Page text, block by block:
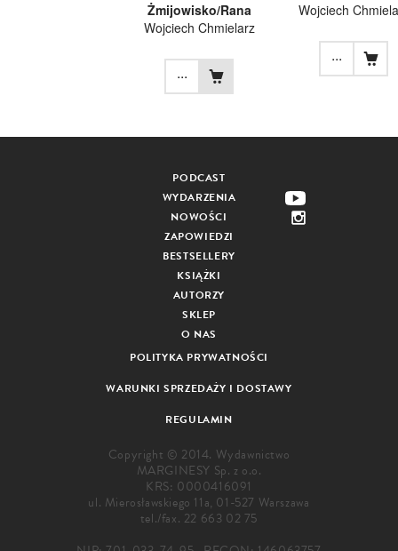
Żmijowisko/Rana
Wojciech Chmielarz
...
Wojciech
...
PODCAST
WYDARZENIA
NOWOŚCI
ZAPOWIEDZI
BESTSELLERY
KSIĄŻKI
AUTORZY
SKLEP
O NAS
POLITYKA PRYWATNOŚCI
WARUNKI SPRZEDAŻY I DOSTAWY
REGULAMIN
Copyright © 2014. Wydawnictwo
MARGINESY Sp. z o.o.
KRS: 0000416091
ul. Mierosławskiego 11a, 01-527 Warszawa
tel./fax. 22 663 02 75